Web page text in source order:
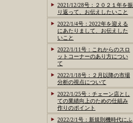
2021/12/28号：２０２１年を振
り返って、お伝えしたいこと
2022/1/4号：2022年を迎える
にあたりまして、お伝えした
いこと
2022/1/11号：これからのスロ
ットコーナーのあり方につい
て
2022/1/18号：２月以降の市場
分析の視点について
2022/1/25号：チェーン店とし
ての業績向上のための仕組み
作りのポイント
2022/2/1号：新規則機時代にふ